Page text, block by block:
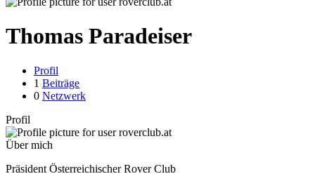
Thomas Paradeiser
Profil
1 Beiträge
0 Netzwerk
Profil
Über mich
Präsident Österreichischer Rover Club